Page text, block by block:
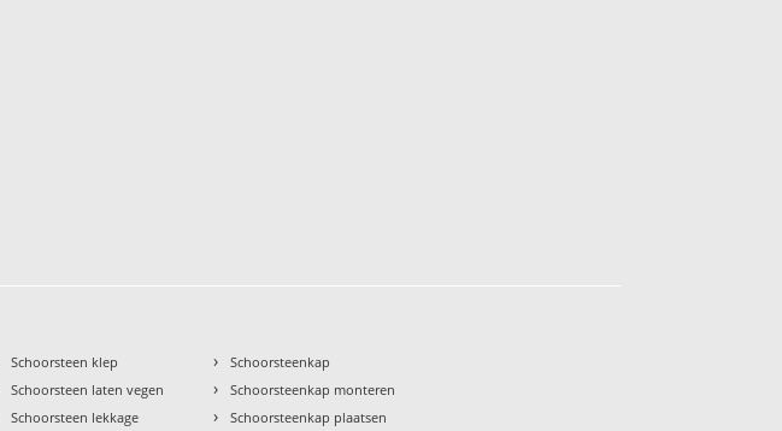
Schoorsteen klep
Schoorsteen laten vegen
Schoorsteen lekkage
› Schoorsteenkap
› Schoorsteenkap monteren
› Schoorsteenkap plaatsen